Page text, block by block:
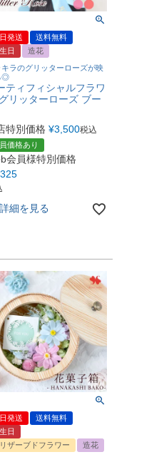
発送
送料無料
日
造花
キラのグリッターローズが映
◎
ティフィシャルフラワ
リッターローズ ブー
特別価格 ¥3,500税込
価格あり
会員様特別価格
詳細を見る
発送
送料無料
日
ザーブドフラワー
造花